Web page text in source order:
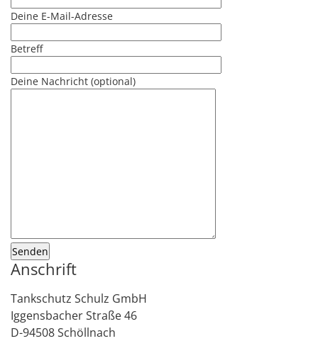
Deine E-Mail-Adresse
Betreff
Deine Nachricht (optional)
Anschrift
Tankschutz Schulz GmbH
Iggensbacher Straße 46
D-94508 Schöllnach